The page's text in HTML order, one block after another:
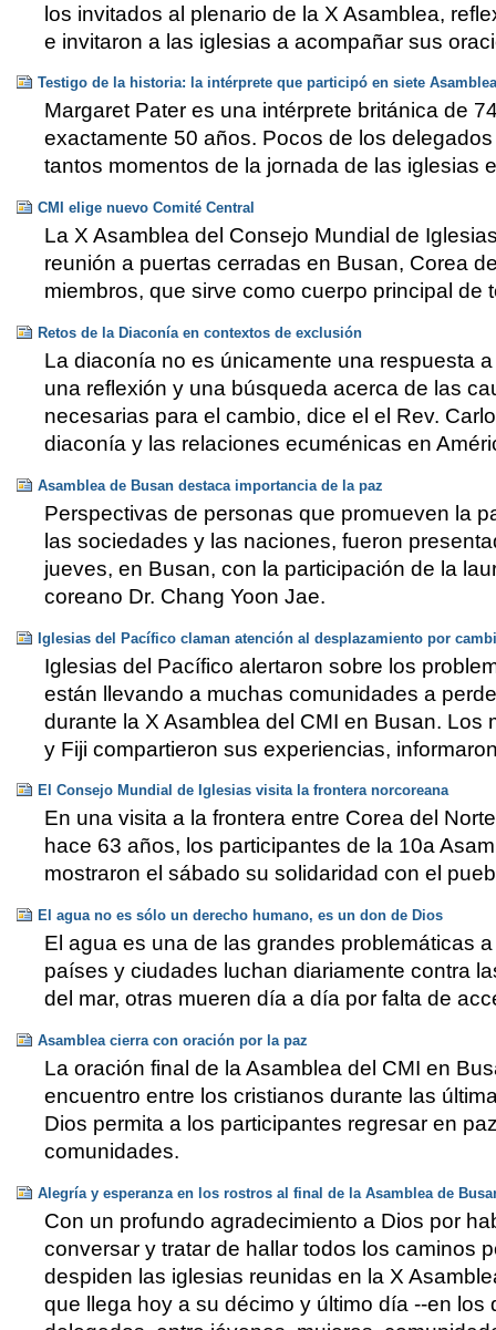
los invitados al plenario de la X Asamblea,
e invitaron a las iglesias a acompañar sus
Testigo de la historia: la intérprete que participó en siete
Margaret Pater es una intérprete británica de
exactamente 50 años. Pocos de los
tantos momentos de la jornada de las iglesias
CMI elige nuevo Comité Central
La X Asamblea del Consejo Mundial de
reunión a puertas cerradas en Busan, Corea
miembros, que sirve como cuerpo principal
Retos de la Diaconía en contextos de exclusión
La diaconía no es únicamente una respuesta
una reflexión y una búsqueda acerca de las
necesarias para el cambio, dice el el Rev.
diaconía y las relaciones ecuménicas en
Asamblea de Busan destaca importancia de la paz
Perspectivas de personas que promueven la
las sociedades y las naciones, fueron
jueves, en Busan, con la participación de la
coreano Dr. Chang Yoon Jae.
Iglesias del Pacífico claman atención al desplazamiento por
Iglesias del Pacífico alertaron sobre los
están llevando a muchas comunidades a
durante la X Asamblea del CMI en Busan.
y Fiji compartieron sus experiencias,
El Consejo Mundial de Iglesias visita la frontera norcoreana
En una visita a la frontera entre Corea del
hace 63 años, los participantes de la 10a
mostraron el sábado su solidaridad con el
El agua no es sólo un derecho humano, es un don de Dios
El agua es una de las grandes problemáticas
países y ciudades luchan diariamente contra
del mar, otras mueren día a día por falta de
Asamblea cierra con oración por la paz
La oración final de la Asamblea del CMI en
encuentro entre los cristianos durante las
Dios permita a los participantes regresar en
comunidades.
Alegría y esperanza en los rostros al final de la Asamblea de
Con un profundo agradecimiento a Dios por
conversar y tratar de hallar todos los caminos
despiden las iglesias reunidas en la X
que llega hoy a su décimo y último día --en